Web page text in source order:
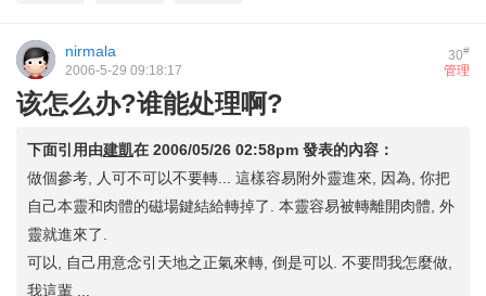
30#
nirmala
管理
2006-5-29 09:18:17
该怎么办?谁能处理啊?
下面引用由建凱在 2006/05/26 02:58pm 發表的內容：
做個參考, 人可不可以不要轉... 這樣容易附外靈進來, 因為, 你把
自己本靈和肉體的磁場鍵結給轉掉了. 本靈容易被轉離開肉體, 外
靈就進來了.
可以, 自己用意念引天地之正氣來轉, 倒是可以. 不要問我怎麼做,
我這輩 ...